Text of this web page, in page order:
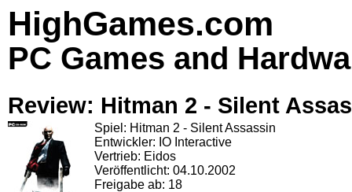
HighGames.com
PC Games and
Review: Hitman 2 - Silent
Spiel: Hitman 2 - Silent Assassin
Entwickler: IO Interactive
Vertrieb: Eidos
Veröffentlicht: 04.10.2002
Freigabe ab: 18